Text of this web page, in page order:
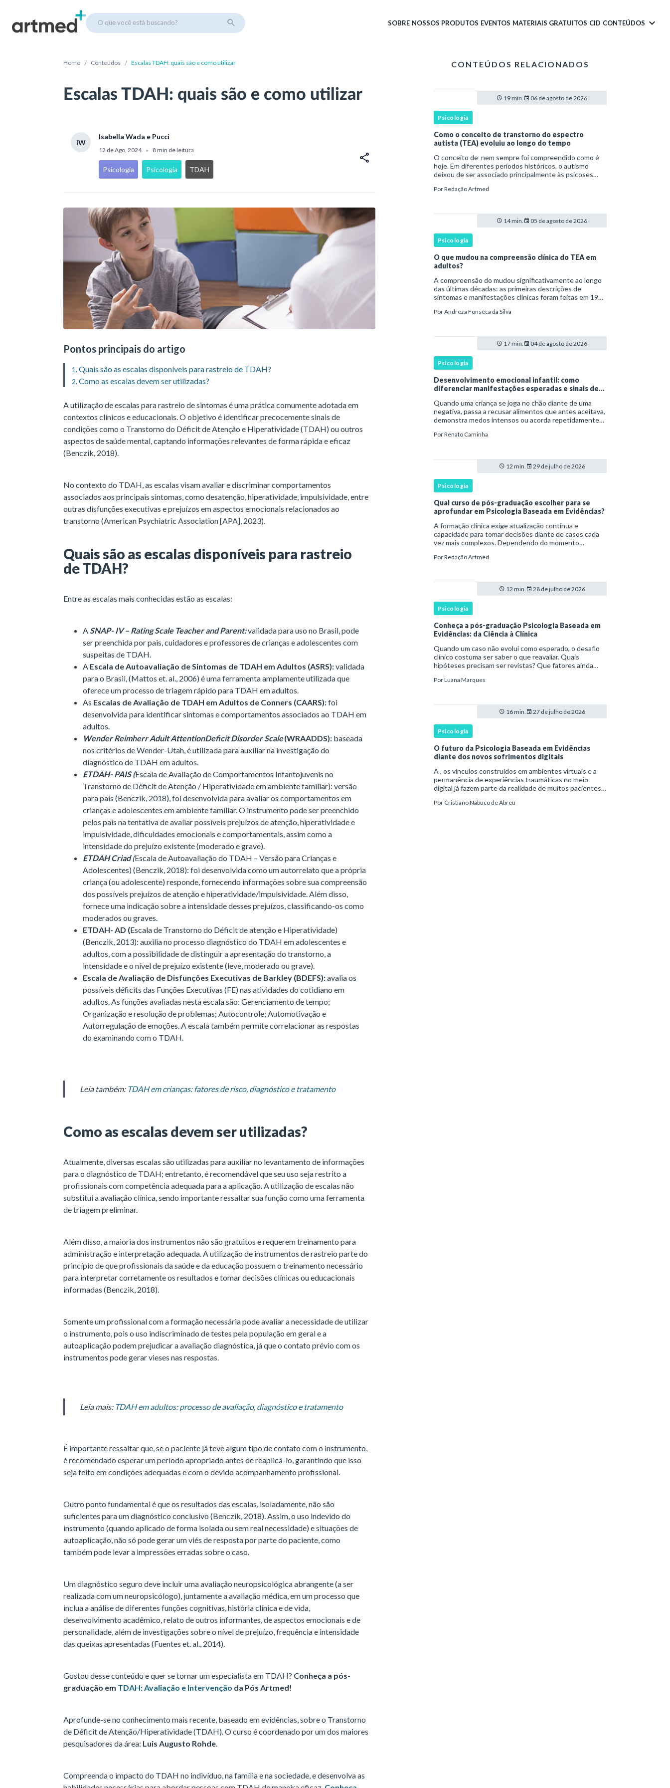
O que você está buscando? SOBRE NOSSOS PRODUTOS EVENTOS MATERIAIS GRATUITOS CID CONTEÚDOS
Home / Conteúdos / Escalas TDAH: quais são e como utilizar
Escalas TDAH: quais são e como utilizar
IW
Isabella Wada e Pucci
12 de Ago, 2024 • 8 min de leitura
Psicologia Psicologia TDAH
Pontos principais do artigo
Quais são as escalas disponíveis para rastreio de TDAH?
Como as escalas devem ser utilizadas?
A utilização de escalas para rastreio de sintomas é uma prática comumente adotada em
contextos clínicos e educacionais. O objetivo é identificar precocemente sinais de
condições como o Transtorno do Déficit de Atenção e Hiperatividade (TDAH) ou outros
aspectos de saúde mental, captando informações relevantes de forma rápida e eficaz
(Benczik, 2018).
No contexto do TDAH, as escalas visam avaliar e discriminar comportamentos
associados aos principais sintomas, como desatenção, hiperatividade, impulsividade, entre
outras disfunções executivas e prejuízos em aspectos emocionais relacionados ao
transtorno (American Psychiatric Association [APA], 2023).
Quais são as escalas disponíveis para rastreio
de TDAH?
Entre as escalas mais conhecidas estão as escalas:
ASNAP- IV – Rating Scale Teacher and Parent:validada para uso no Brasil, pode
ser preenchida por pais, cuidadores e professores de crianças e adolescentes com
suspeitas de TDAH.
A Escala de Autoavaliação de Sintomas de TDAH em Adultos (ASRS):validada
para o Brasil, (Mattos et. al., 2006) é uma ferramenta amplamente utilizada que
oferece um processo de triagem rápido para TDAH em adultos.
As Escalas de Avaliação de TDAH em Adultos de Conners (CAARS):foi
desenvolvida para identificar sintomas e comportamentos associados ao TDAH em
adultos.
Wender Reimherr Adult AttentionDeficit Disorder Scale(WRAADDS): baseada
nos critérios de Wender-Utah, é utilizada para auxiliar na investigação do
diagnóstico de TDAH em adultos.
ETDAH- PAIS (Escala de Avaliação de Comportamentos Infantojuvenis no
Transtorno de Déficit de Atenção / Hiperatividade em ambiente familiar): versão
para pais (Benczik, 2018), foi desenvolvida para avaliar os comportamentos em
crianças e adolescentes em ambiente familiar. O instrumento pode ser preenchido
pelos pais na tentativa de avaliar possíveis prejuízos de atenção, hiperatividade e
impulsividade, dificuldades emocionais e comportamentais, assim como a
intensidade do prejuízo existente (moderado e grave).
ETDAH Criad(Escala de Autoavaliação do TDAH – Versão para Crianças e
Adolescentes) (Benczik, 2018): foi desenvolvida como um autorrelato que a própria
criança (ou adolescente) responde, fornecendo informações sobre sua compreensão
dos possíveis prejuízos de atenção e hiperatividade/impulsividade. Além disso,
fornece uma indicação sobre a intensidade desses prejuízos, classificando-os como
moderados ou graves.
ETDAH- AD (Escala de Transtorno do Déficit de atenção e Hiperatividade)
(Benczik, 2013): auxilia no processo diagnóstico do TDAH em adolescentes e
adultos, com a possibilidade de distinguir a apresentação do transtorno, a
intensidade e o nível de prejuízo existente (leve, moderado ou grave).
Escala de Avaliação de Disfunções Executivas de Barkley (BDEFS):avalia os
possíveis déficits das Funções Executivas (FE) nas atividades do cotidiano em
adultos. As funções avaliadas nesta escala são: Gerenciamento de tempo;
Organização e resolução de problemas; Autocontrole; Automotivação e
Autorregulação de emoções. A escala também permite correlacionar as respostas
do examinando com o TDAH.
Leia também: TDAH em crianças: fatores de risco, diagnóstico e tratamento
Como as escalas devem ser utilizadas?
Atualmente, diversas escalas são utilizadas para auxiliar no levantamento de informações
para o diagnóstico de TDAH; entretanto, é recomendável que seu uso seja restrito a
profissionais com competência adequada para a aplicação. A utilização de escalas não
substitui a avaliação clínica, sendo importante ressaltar sua função como uma ferramenta
de triagem preliminar.
Além disso, a maioria dos instrumentos não são gratuitos e requerem treinamento para
administração e interpretação adequada. A utilização de instrumentos de rastreio parte do
princípio de que profissionais da saúde e da educação possuem o treinamento necessário
para interpretar corretamente os resultados e tomar decisões clínicas ou educacionais
informadas (Benczik, 2018).
Somente um profissional com a formação necessária pode avaliar a necessidade de utilizar
o instrumento, pois o uso indiscriminado de testes pela população em geral e a
autoaplicação podem prejudicar a avaliação diagnóstica, já que o contato prévio com os
instrumentos pode gerar vieses nas respostas.
Leia mais: TDAH em adultos: processo de avaliação, diagnóstico e tratamento
É importante ressaltar que, se o paciente já teve algum tipo de contato com o instrumento,
é recomendado esperar um período apropriado antes de reaplicá-lo, garantindo que isso
seja feito em condições adequadas e com o devido acompanhamento profissional.
Outro ponto fundamental é que os resultados das escalas, isoladamente, não são
suficientes para um diagnóstico conclusivo (Benczik, 2018). Assim, o uso indevido do
instrumento (quando aplicado de forma isolada ou sem real necessidade) e situações de
autoaplicação, não só pode gerar um viés de resposta por parte do paciente, como
também pode levar a impressões erradas sobre o caso.
Um diagnóstico seguro deve incluir uma avaliação neuropsicológica abrangente (a ser
realizada com um neuropsicólogo), juntamente a avaliação médica, em um processo que
inclua a análise de diferentes funções cognitivas, história clínica e de vida,
desenvolvimento acadêmico, relato de outros informantes, de aspectos emocionais e de
personalidade, além de investigações sobre o nível de prejuízo, frequência e intensidade
das queixas apresentadas (Fuentes et. al., 2014).
Gostou desse conteúdo e quer se tornar um especialista em TDAH? Conheça a pós-
graduação em TDAH: Avaliação e Intervenção da Pós Artmed!
Aprofunde-se no conhecimento mais recente, baseado em evidências, sobre o Transtorno
de Déficit de Atenção/Hiperatividade (TDAH). O curso é coordenado por um dos maiores
pesquisadores da área: Luis Augusto Rohde.
Compreenda o impacto do TDAH no indivíduo, na família e na sociedade, e desenvolva as
CONTEÚDOS RELACIONADOS
19 min. 06 de agosto de 2026
Psicologia
Como o conceito de transtorno do espectro
autista (TEA) evoluiu ao longo do tempo
O conceito de nem sempre foi compreendido como é
hoje. Em diferentes períodos históricos, o autismo
deixou de ser associado principalmente às psicoses
para ser reconhecido como um transtorno do des
PorRedação Artmed
14 min. 05 de agosto de 2026
Psicologia
O que mudou na compreensão clínica do TEA em
adultos?
A compreensão do mudou significativamente ao longo
das últimas décadas: as primeiras descrições de
sintomas e manifestações clínicas foram feitas em 1943
da observação de crianças com dificuldad
PorAndreza Fonsêca da Silva
17 min. 04 de agosto de 2026
Psicologia
Desenvolvimento emocional infantil: como
diferenciar manifestações esperadas e sinais de
Quando uma criança se joga no chão diante de uma
negativa, passa a recusar alimentos que antes aceitava,
demonstra medos intensos ou acorda repetidamente
comportamento faz parte do desenvolvimento ou i
PorRenato Caminha
12 min. 29 de julho de 2026
Psicologia
Qual curso de pós-graduação escolher para se
aprofundar em Psicologia Baseada em Evidências?
A formação clínica exige atualização contínua e
capacidade para tomar decisões diante de casos cada
vez mais complexos. Dependendo do momento
base ampla em , o aprofundamento em ou a
PorRedação Artmed
12 min. 28 de julho de 2026
Psicologia
Conheça a pós-graduação Psicologia Baseada em
Evidências: da Ciência à Clínica
Quando um caso não evolui como esperado, o desafio
clínico costuma ser saber o que reavaliar. Quais
hipóteses precisam ser revistas? Que fatores ainda
coerente com a resposta e com as necessidades d
PorLuana Marques
16 min. 27 de julho de 2026
Psicologia
O futuro da Psicologia Baseada em Evidências
diante dos novos sofrimentos digitais
A , os vínculos construídos em ambientes virtuais e a
permanência de experiências traumáticas no meio
digital já fazem parte da realidade de muitos pacientes.
contar com definições consolidadas, instr
Por Cristiano Nabuco de Abreu